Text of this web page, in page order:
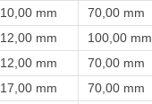
10,00 mm 70,00 mm
12,00 mm 100,00 mm
12,00 mm 70,00 mm
17,00 mm 70,00 mm